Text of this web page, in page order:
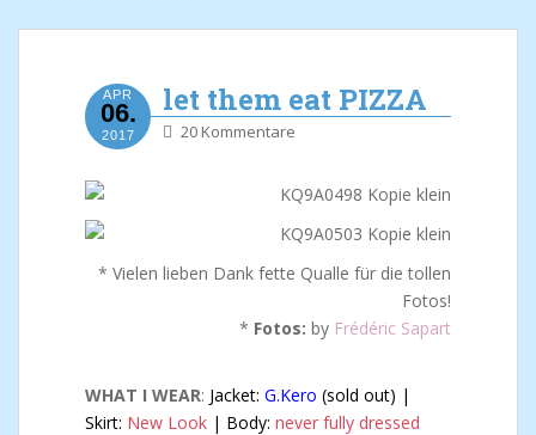
APR
06.
2017
let them eat PIZZA
20 Kommentare
* Vielen lieben Dank fette Qualle für die tollen
Fotos!
* Fotos: by Frédéric Sapart
WHAT I WEAR: Jacket: G.Kero (sold out) |
Skirt: New Look | Body: never fully dressed